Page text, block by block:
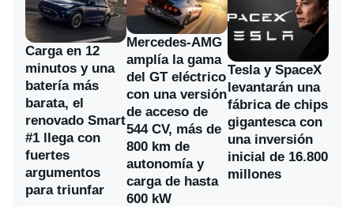
Carga en 12
minutos y una
batería más
barata, el
renovado Smart
#1 llega con
fuertes
argumentos
para triunfar
Mercedes-AMG
amplía la gama
del GT eléctrico
con una versión
de acceso de
544 CV, más de
800 km de
autonomía y
carga de hasta
600 kW
Tesla y SpaceX
levantarán una
fábrica de chips
gigantesca con
una inversión
inicial de 16.800
millones